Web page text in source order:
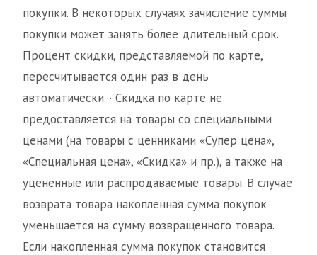
покупки. В некоторых случаях зачисление суммы
покупки может занять более длительный срок.
Процент скидки, представляемой по карте,
пересчитывается один раз в день
автоматически. · Скидка по карте не
предоставляется на товары со специальными
ценами (на товары с ценниками «Супер цена»,
«Специальная цена», «Скидка» и пр.), а также на
уцененные или распродаваемые товары. В случае
возврата товара накопленная сумма покупок
уменьшается на сумму возвращенного товара.
Если накопленная сумма покупок становится